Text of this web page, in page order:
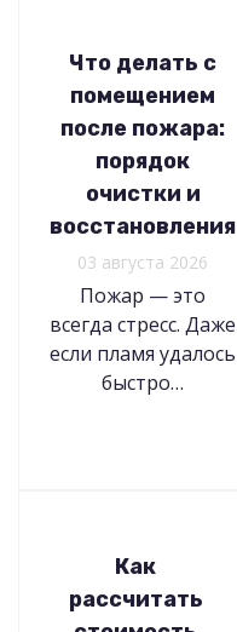
Что делать с
помещением
после пожара:
порядок
очистки и
восстановления
03 августа 2026
Пожар — это
всегда стресс. Даже
если пламя удалось
быстро…
Как
рассчитать